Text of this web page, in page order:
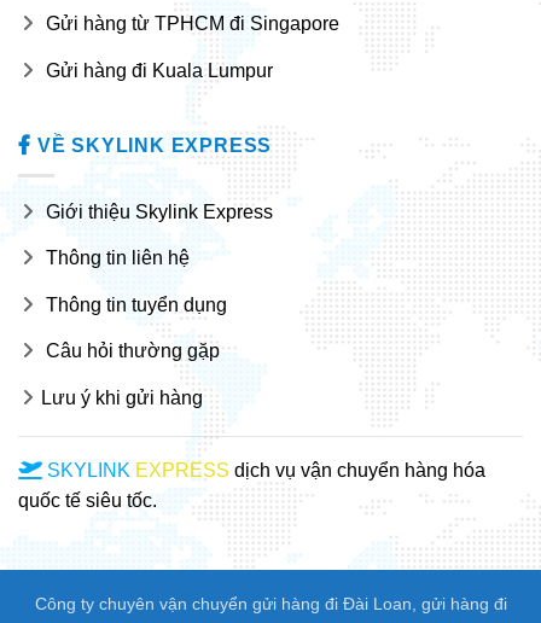
Gửi hàng từ TPHCM đi Singapore
Gửi hàng đi Kuala Lumpur
VỀ SKYLINK EXPRESS
Giới thiệu Skylink Express
Thông tin liên hệ
Thông tin tuyển dụng
Câu hỏi thường gặp
Lưu ý khi gửi hàng
SKYLINK EXPRESS dịch vụ vận chuyển hàng hóa
quốc tế siêu tốc.
Công ty chuyên vận chuyển gửi hàng đi Đài Loan, gửi hàng đi